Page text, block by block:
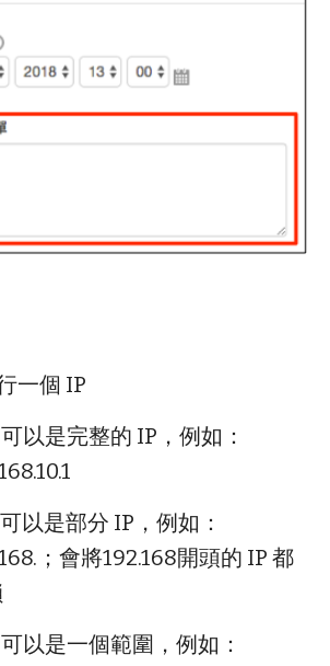
一個 IP
以是完整的 IP，例如：
以是部分 IP，例如：
；會將192.168開頭的 IP 都
以是一個範圍，例如：